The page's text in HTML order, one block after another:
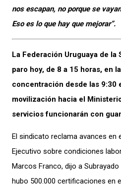
nos escapan, no porque se
Eso es lo que hay que mejorar”.
La Federación Uruguaya de la
paro hoy, de 8 a 15 horas, en
concentración desde las 9:30
movilización hacia el
servicios funcionarán con
El sindicato reclama avances en
Ejecutivo sobre condiciones
Marcos Franco, dijo a
hubo 500.000 certificaciones en